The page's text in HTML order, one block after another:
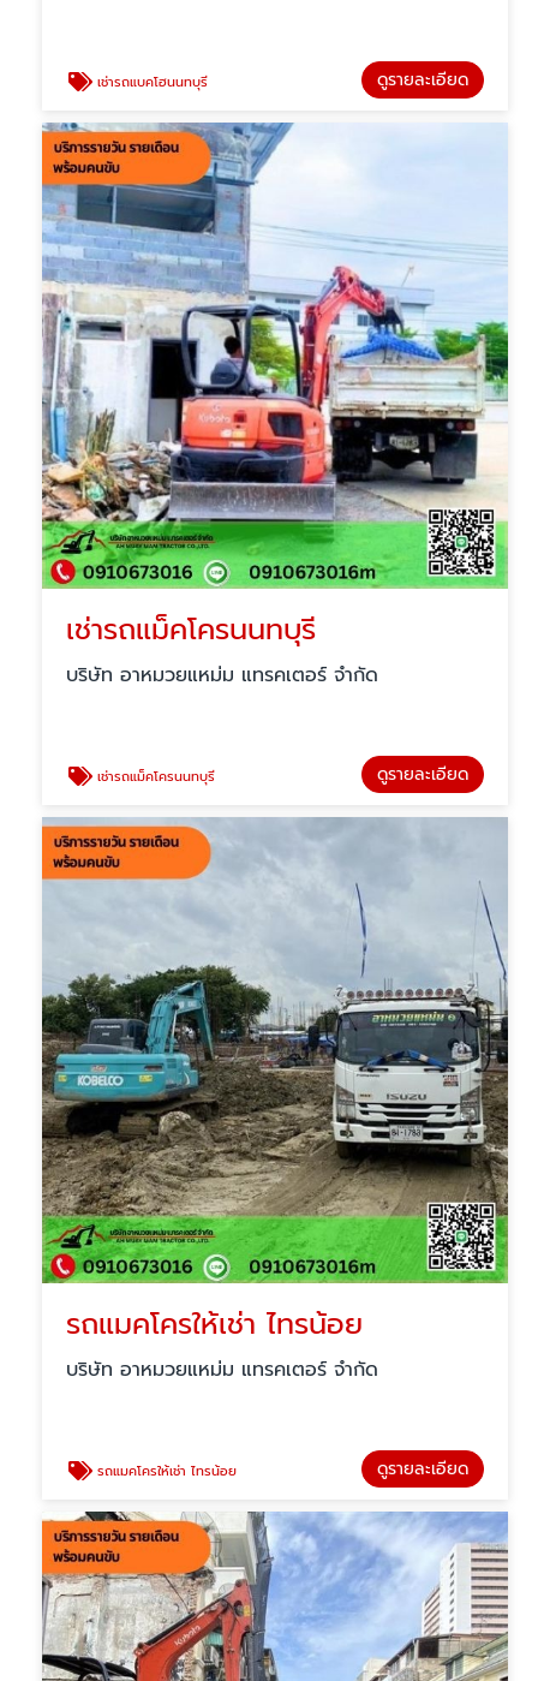
เช่ารถแบคโฮนนทบุรี ดูรายละเอียด
เช่ารถแม็คโครนนทบุรี
บริษัท อาหมวยแหม่ม แทรคเตอร์ จำกัด
เช่ารถแม็คโครนนทบุรี ดูรายละเอียด
รถแมคโครให้เช่า ไทรน้อย
บริษัท อาหมวยแหม่ม แทรคเตอร์ จำกัด
รถแมคโครให้เช่า ไทรน้อย ดูรายละเอียด